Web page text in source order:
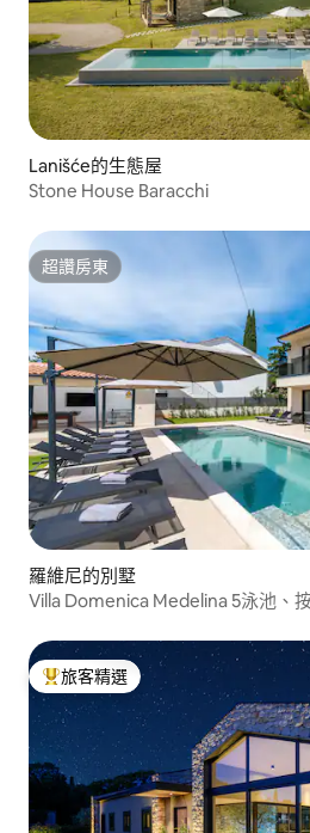
Lanišće的生態屋
Stone House Baracchi
超讚房東
超讚房東
羅維尼的別墅
Villa Domenica Medelina 5泳池、
旅客精選榜首
旅客精選